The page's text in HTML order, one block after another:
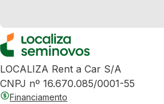
LOCALIZA Rent a Car S/A
CNPJ nº 16.670.085/0001-55
Financiamento